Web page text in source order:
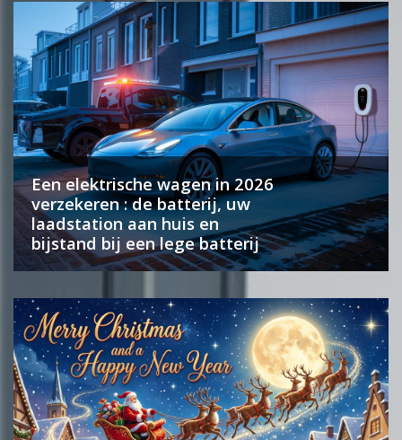
Een elektrische wagen in 2026
verzekeren : de batterij, uw
laadstation aan huis en
bijstand bij een lege batterij